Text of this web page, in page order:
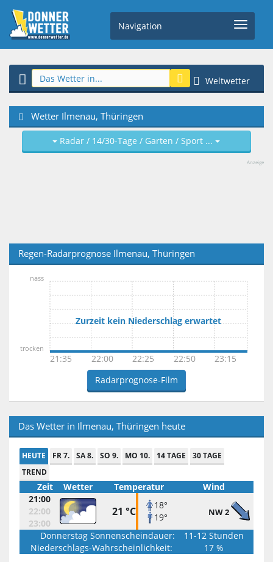
Navigation
Weltwetter
Wetter Ilmenau, Thüringen
Radar / 14/30-Tage / Garten / Sport ...
Anzeige
Regen-Radarprognose Ilmenau, Thüringen
Zurzeit kein Niederschlag erwartet
21:35 22:00 22:25 22:50 23:15
trocken
nass
Radarprognose-Film
Das Wetter in Ilmenau, Thüringen heute
HEUTE FR 7. SA 8. SO 9. MO 10. 14 TAGE
30 TAGE
TREND
Zeit Wetter Temperatur
Wind
21:00
22:00
23:00
21 °C
18°
19°
NW 2
Donnerstag Sonnenscheindauer:
11-12 Stunden
Niederschlags-Wahrscheinlichkeit:
17 %